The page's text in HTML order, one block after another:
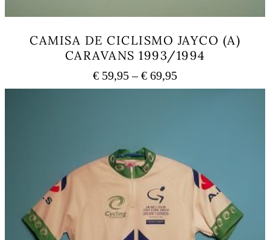
CAMISA DE CICLISMO JAYCO (A)
CARAVANS 1993/1994
€ 59,95 – € 69,95Price
range:
The
options
may
be
chosen
the
product
page